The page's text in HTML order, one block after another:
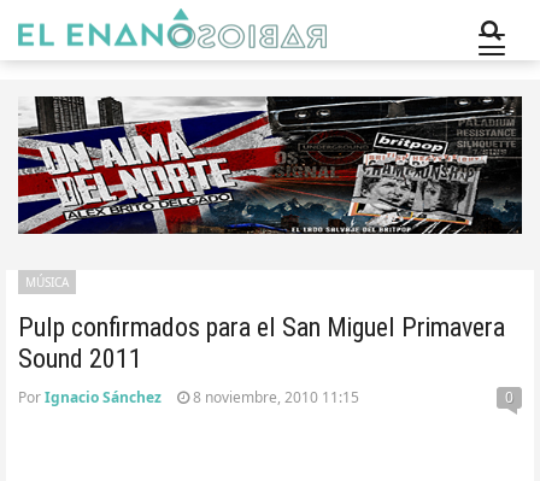
Pulp confirmados para el San Miguel Primavera
Sound 2011
MÚSICA
PorIgnacio Sánchez 8 noviembre, 2010 11:15 0